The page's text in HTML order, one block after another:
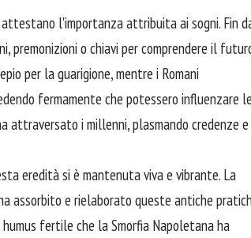
l'importanza attribuita ai sogni. Fin
premonizioni o chiavi per comprendere il
per la guarigione, mentre i Romani
fermamente che potessero influenzare le
attraversato i millenni, plasmando credenze e
eredità si è mantenuta viva e vibrante. La
assorbito e rielaborato queste antiche
fertile che la Smorfia Napoletana ha